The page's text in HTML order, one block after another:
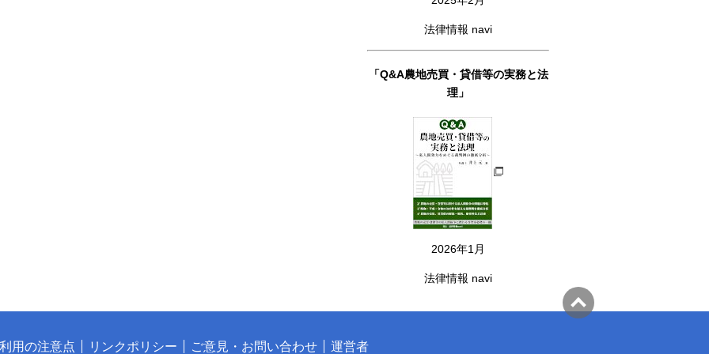
法律情報 navi
「Q&A農地売買・貸借等の実務と法
理」
2026年1月
法律情報 navi
用の注意点 リンクポリシー ご意見・お問い合わせ 運営者